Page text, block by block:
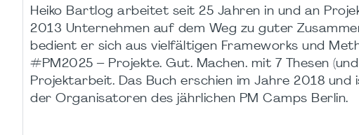
Heiko Bartlog arbeitet seit 25 Jahren in und an
2013 Unternehmen auf dem Weg zu guter
bedient er sich aus vielfältigen Frameworks und
#PM2025 – Projekte. Gut. Machen. mit 7 Thesen
Projektarbeit. Das Buch erschien im Jahre 2018
der Organisatoren des jährlichen PM Camps Berlin.